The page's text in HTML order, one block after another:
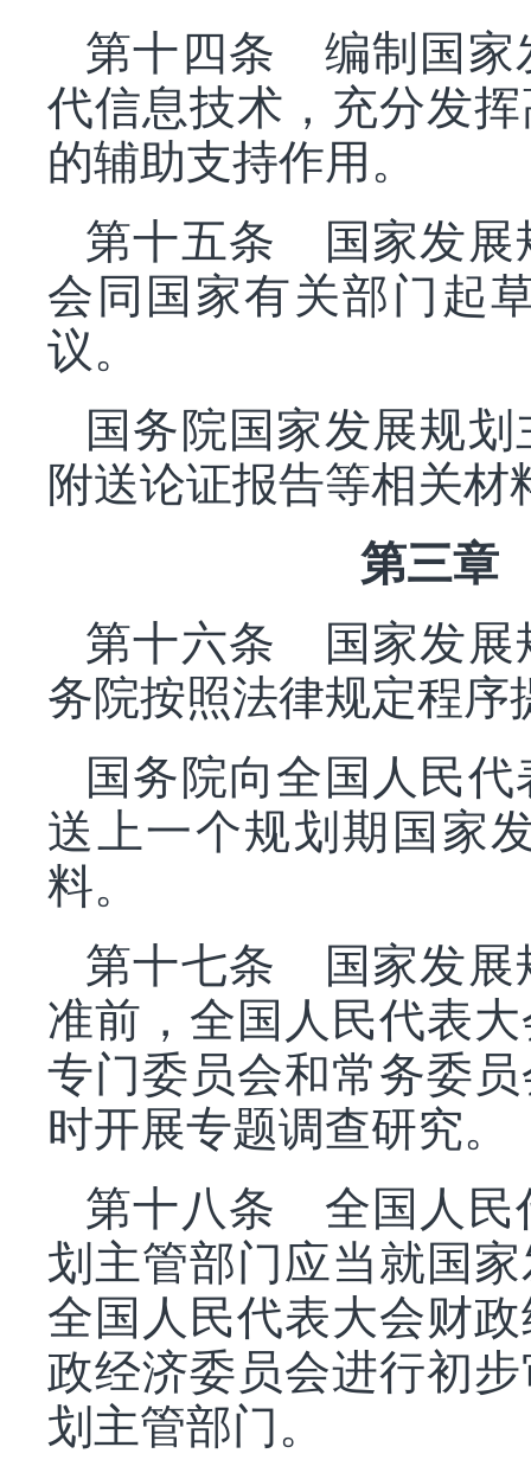
第十四条 编制国家
代信息技术，充分发
的辅助支持作用。
第十五条 国家发展
会同国家有关部门起
议。
国务院国家发展规
附送论证报告等相关材
第三章
第十六条 国家发展
务院按照法律规定程序
国务院向全国人民
送上一个规划期国家
料。
第十七条 国家发展
准前，全国人民代表
专门委员会和常务委
时开展专题调查研究。
第十八条 全国人民
划主管部门应当就国
全国人民代表大会财
政经济委员会进行初
划主管部门。